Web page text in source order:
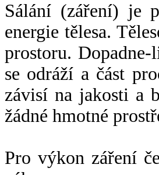
Sálání (záření) je
energie tělesa.
prostoru.
se odráží a část
závisí na jakosti a
žádné hmotné
Pro výkon záření